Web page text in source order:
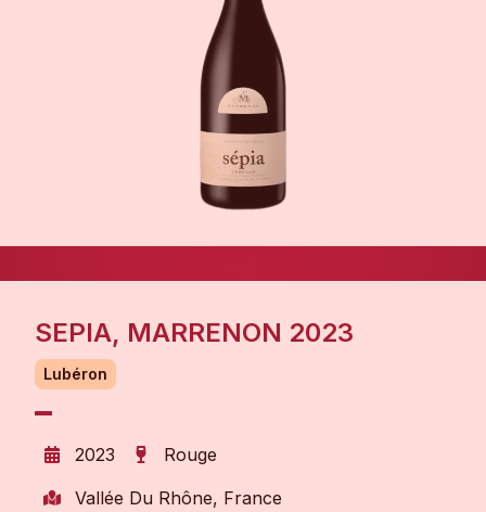
SEPIA, MARRENON 2023
Lubéron
2023
Rouge
Vallée Du Rhône, France